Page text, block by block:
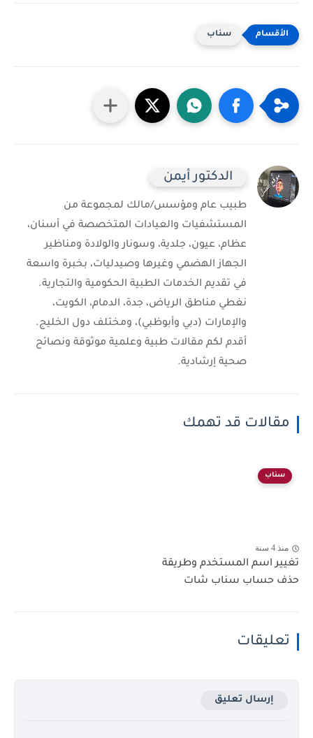
سناب
الدكتور أيمن
طبيب عام ومؤسس/مالك لمجموعة من
المستشفيات والعيادات المتخصصة في أسنان،
عظام، عيون، جلدية، وسونار والولادة ومناظير
الجهاز الهضمي وغيرها وصيدليات، بخبرة واسعة
في تقديم الخدمات الطبية الحكومية والتجارية.
نغطي مناطق الرياض، جدة، الدمام، الكويت،
والإمارات (دبي وأبوظبي)، ومختلف دول الخليج.
أقدم لكم مقالات طبية وعلمية موثوقة ونصائح
صحية إرشادية.
مقالات قد تهمك
سناب
منذ 4 سنة
تغيير اسم المستخدم وطريقة
حذف حساب سناب شات
تعليقات
إرسال تعليق